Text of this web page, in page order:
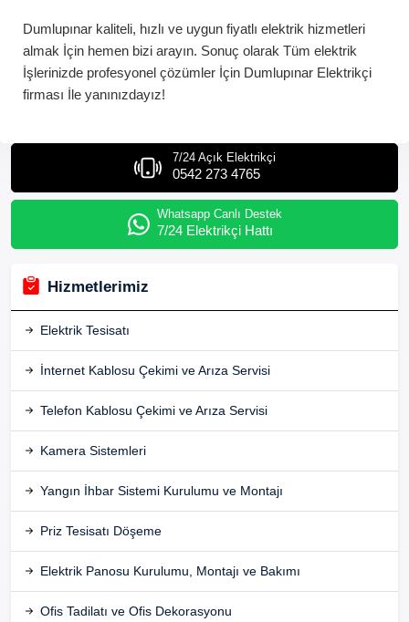
Dumlupınar kaliteli, hızlı ve uygun fiyatlı elektrik hizmetleri
almak İçin hemen bizi arayın. Sonuç olarak Tüm elektrik
İşlerinizde profesyonel çözümler İçin Dumlupınar Elektrikçi
firması İle yanınızdayız!
7/24 Açık Elektrikçi
0542 273 4765
Whatsapp Canlı Destek
7/24 Elektrikçi Hattı
Hizmetlerimiz
Elektrik Tesisatı
İnternet Kablosu Çekimi ve Arıza Servisi
Telefon Kablosu Çekimi ve Arıza Servisi
Kamera Sistemleri
Yangın İhbar Sistemi Kurulumu ve Montajı
Priz Tesisatı Döşeme
Elektrik Panosu Kurulumu, Montajı ve Bakımı
Ofis Tadilatı ve Ofis Dekorasyonu